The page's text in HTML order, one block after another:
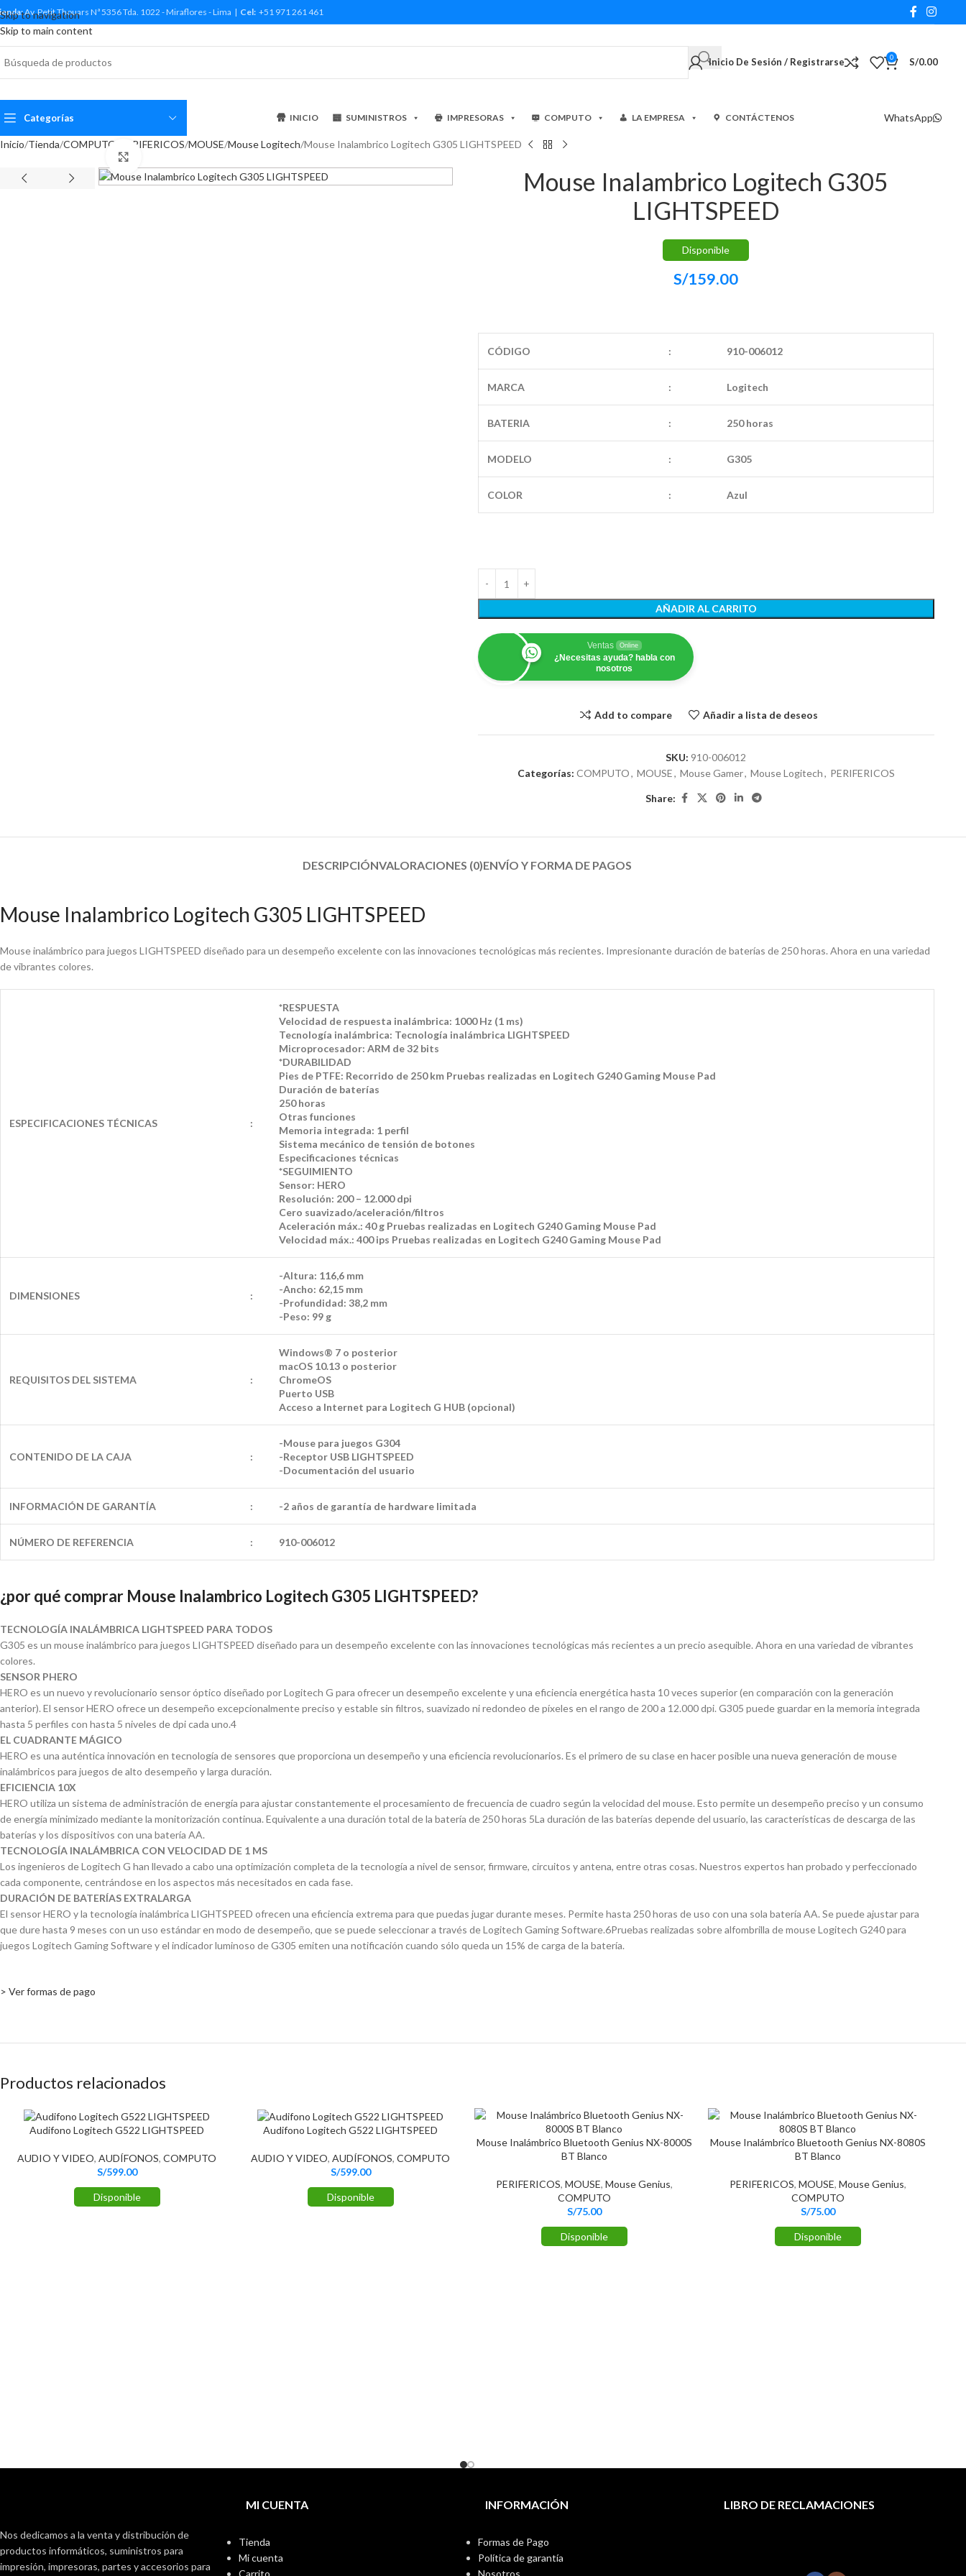
Skip to navigation
Skip to main content
Av. Petit Thouars Nª 5356 Tda. 1022 - Miraflores - Lima | Cel: +51 971 261 461
Inicio De Sesión / Registrarse 0 S/0.00
Categorías INICIO SUMINISTROS IMPRESORAS COMPUTO LA EMPRESA CONTÁCTENOS WhatsApp
Inicio Tienda COMPUTO PERIFERICOS MOUSE Mouse Logitech Mouse Inalambrico Logitech G305 LIGHTSPEED
Mouse Inalambrico Logitech G305
LIGHTSPEED
Disponible
S/159.00
CÓDIGO : 910-006012
MARCA : Logitech
BATERIA : 250 horas
MODELO : G305
COLOR : Azul
AÑADIR AL CARRITO
Ventas Online
¿Necesitas ayuda? habla con
nosotros
Add to compare Añadir a lista de deseos
SKU: 910-006012
Categorías: COMPUTO, MOUSE, Mouse Gamer, Mouse Logitech, PERIFERICOS
Share:
DESCRIPCIÓNVALORACIONES (0)ENVÍO Y FORMA DE PAGOS​
Mouse Inalambrico Logitech G305 LIGHTSPEED
Mouse inalámbrico para juegos LIGHTSPEED diseñado para un desempeño excelente con las innovaciones tecnológicas más recientes. Impresionante duración de baterías de 250 horas. Ahora en una variedad
de vibrantes colores.
ESPECIFICACIONES TÉCNICAS :
*RESPUESTA
Velocidad de respuesta inalámbrica: 1000 Hz (1 ms)
Tecnología inalámbrica: Tecnología inalámbrica LIGHTSPEED
Microprocesador: ARM de 32 bits
*DURABILIDAD
Pies de PTFE: Recorrido de 250 km Pruebas realizadas en Logitech G240 Gaming Mouse Pad
Duración de baterías
250 horas
Otras funciones
Memoria integrada: 1 perfil
Sistema mecánico de tensión de botones
Especificaciones técnicas
*SEGUIMIENTO
Sensor: HERO
Resolución: 200 – 12.000 dpi
Cero suavizado/aceleración/filtros
Aceleración máx.: 40 g Pruebas realizadas en Logitech G240 Gaming Mouse Pad
Velocidad máx.: 400 ips Pruebas realizadas en Logitech G240 Gaming Mouse Pad
DIMENSIONES :
-Altura: 116,6 mm
-Ancho: 62,15 mm
-Profundidad: 38,2 mm
-Peso: 99 g
REQUISITOS DEL SISTEMA :
Windows® 7 o posterior
macOS 10.13 o posterior
ChromeOS
Puerto USB
Acceso a Internet para Logitech G HUB (opcional)
CONTENIDO DE LA CAJA :
-Mouse para juegos G304
-Receptor USB LIGHTSPEED
-Documentación del usuario
INFORMACIÓN DE GARANTÍA : -2 años de garantía de hardware limitada
NÚMERO DE REFERENCIA : 910-006012
¿por qué comprar Mouse Inalambrico Logitech G305 LIGHTSPEED?
TECNOLOGÍA INALÁMBRICA LIGHTSPEED PARA TODOS
G305 es un mouse inalámbrico para juegos LIGHTSPEED diseñado para un desempeño excelente con las innovaciones tecnológicas más recientes a un precio asequible. Ahora en una variedad de vibrantes
colores.
SENSOR PHERO
HERO es un nuevo y revolucionario sensor óptico diseñado por Logitech G para ofrecer un desempeño excelente y una eficiencia energética hasta 10 veces superior (en comparación con la generación
anterior). El sensor HERO ofrece un desempeño excepcionalmente preciso y estable sin filtros, suavizado ni redondeo de píxeles en el rango de 200 a 12.000 dpi. G305 puede guardar en la memoria integrada
hasta 5 perfiles con hasta 5 niveles de dpi cada uno.4
EL CUADRANTE MÁGICO
HERO es una auténtica innovación en tecnología de sensores que proporciona un desempeño y una eficiencia revolucionarios. Es el primero de su clase en hacer posible una nueva generación de mouse
inalámbricos para juegos de alto desempeño y larga duración.
EFICIENCIA 10X
HERO utiliza un sistema de administración de energía para ajustar constantemente el procesamiento de frecuencia de cuadro según la velocidad del mouse. Esto permite un desempeño preciso y un consumo
de energía minimizado mediante la monitorización continua. Equivalente a una duración total de la batería de 250 horas 5La duración de las baterías depende del usuario, las características de descarga de las
baterías y los dispositivos con una batería AA.
TECNOLOGÍA INALÁMBRICA CON VELOCIDAD DE 1 MS
Los ingenieros de Logitech G han llevado a cabo una optimización completa de la tecnología a nivel de sensor, firmware, circuitos y antena, entre otras cosas. Nuestros expertos han probado y perfeccionado
cada componente, centrándose en los aspectos más necesitados en cada fase.
DURACIÓN DE BATERÍAS EXTRALARGA
El sensor HERO y la tecnología inalámbrica LIGHTSPEED ofrecen una eficiencia extrema para que puedas jugar durante meses. Permite hasta 250 horas de uso con una sola batería AA. Se puede ajustar para
que dure hasta 9 meses con un uso estándar en modo de desempeño, que se puede seleccionar a través de Logitech Gaming Software.6Pruebas realizadas sobre alfombrilla de mouse Logitech G240 para
juegos Logitech Gaming Software y el indicador luminoso de G305 emiten una notificación cuando sólo queda un 15% de carga de la batería.
> Ver formas de pago
Productos relacionados
Audifono Logitech G522 LIGHTSPEED
AUDIO Y VIDEO, AUDÍFONOS, COMPUTO
S/599.00
Disponible
Audifono Logitech G522 LIGHTSPEED
AUDIO Y VIDEO, AUDÍFONOS, COMPUTO
S/599.00
Disponible
Mouse Inalámbrico Bluetooth Genius NX-8000S
BT Blanco
PERIFERICOS, MOUSE, Mouse Genius,
COMPUTO
S/75.00
Disponible
Mouse Inalámbrico Bluetooth Genius NX-8080S
BT Blanco
PERIFERICOS, MOUSE, Mouse Genius,
COMPUTO
S/75.00
Disponible
Nos dedicamos a la venta y distribución de
productos informáticos, suministros para
impresión, impresoras, partes y accesorios para
MI CUENTA
Tienda
Mi cuenta
Carrito
INFORMACIÓN
Formas de Pago
Política de garantía
Nosotros
LIBRO DE RECLAMACIONES